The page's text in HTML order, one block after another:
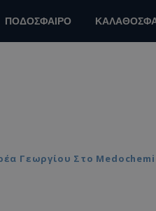
ΠΟΔΟΣΦΑΙΡΟ
Γεωργίου Στο